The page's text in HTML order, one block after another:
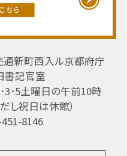
新町西入ル京都府庁
書記官室
･5土曜日の午前10時
し祝日は休館）
8146